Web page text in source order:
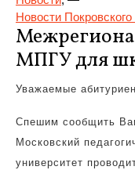
Новости
МПГУ для
Уважаемые
Спешим сообщить
Московский
университет